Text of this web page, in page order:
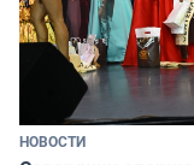
НОВОСТИ